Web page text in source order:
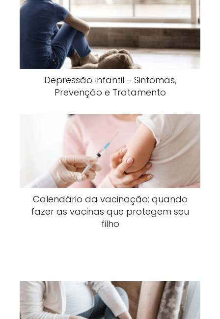
Depressão Infantil - Sintomas,
Prevenção e Tratamento
Calendário da vacinação: quando
fazer as vacinas que protegem seu
filho